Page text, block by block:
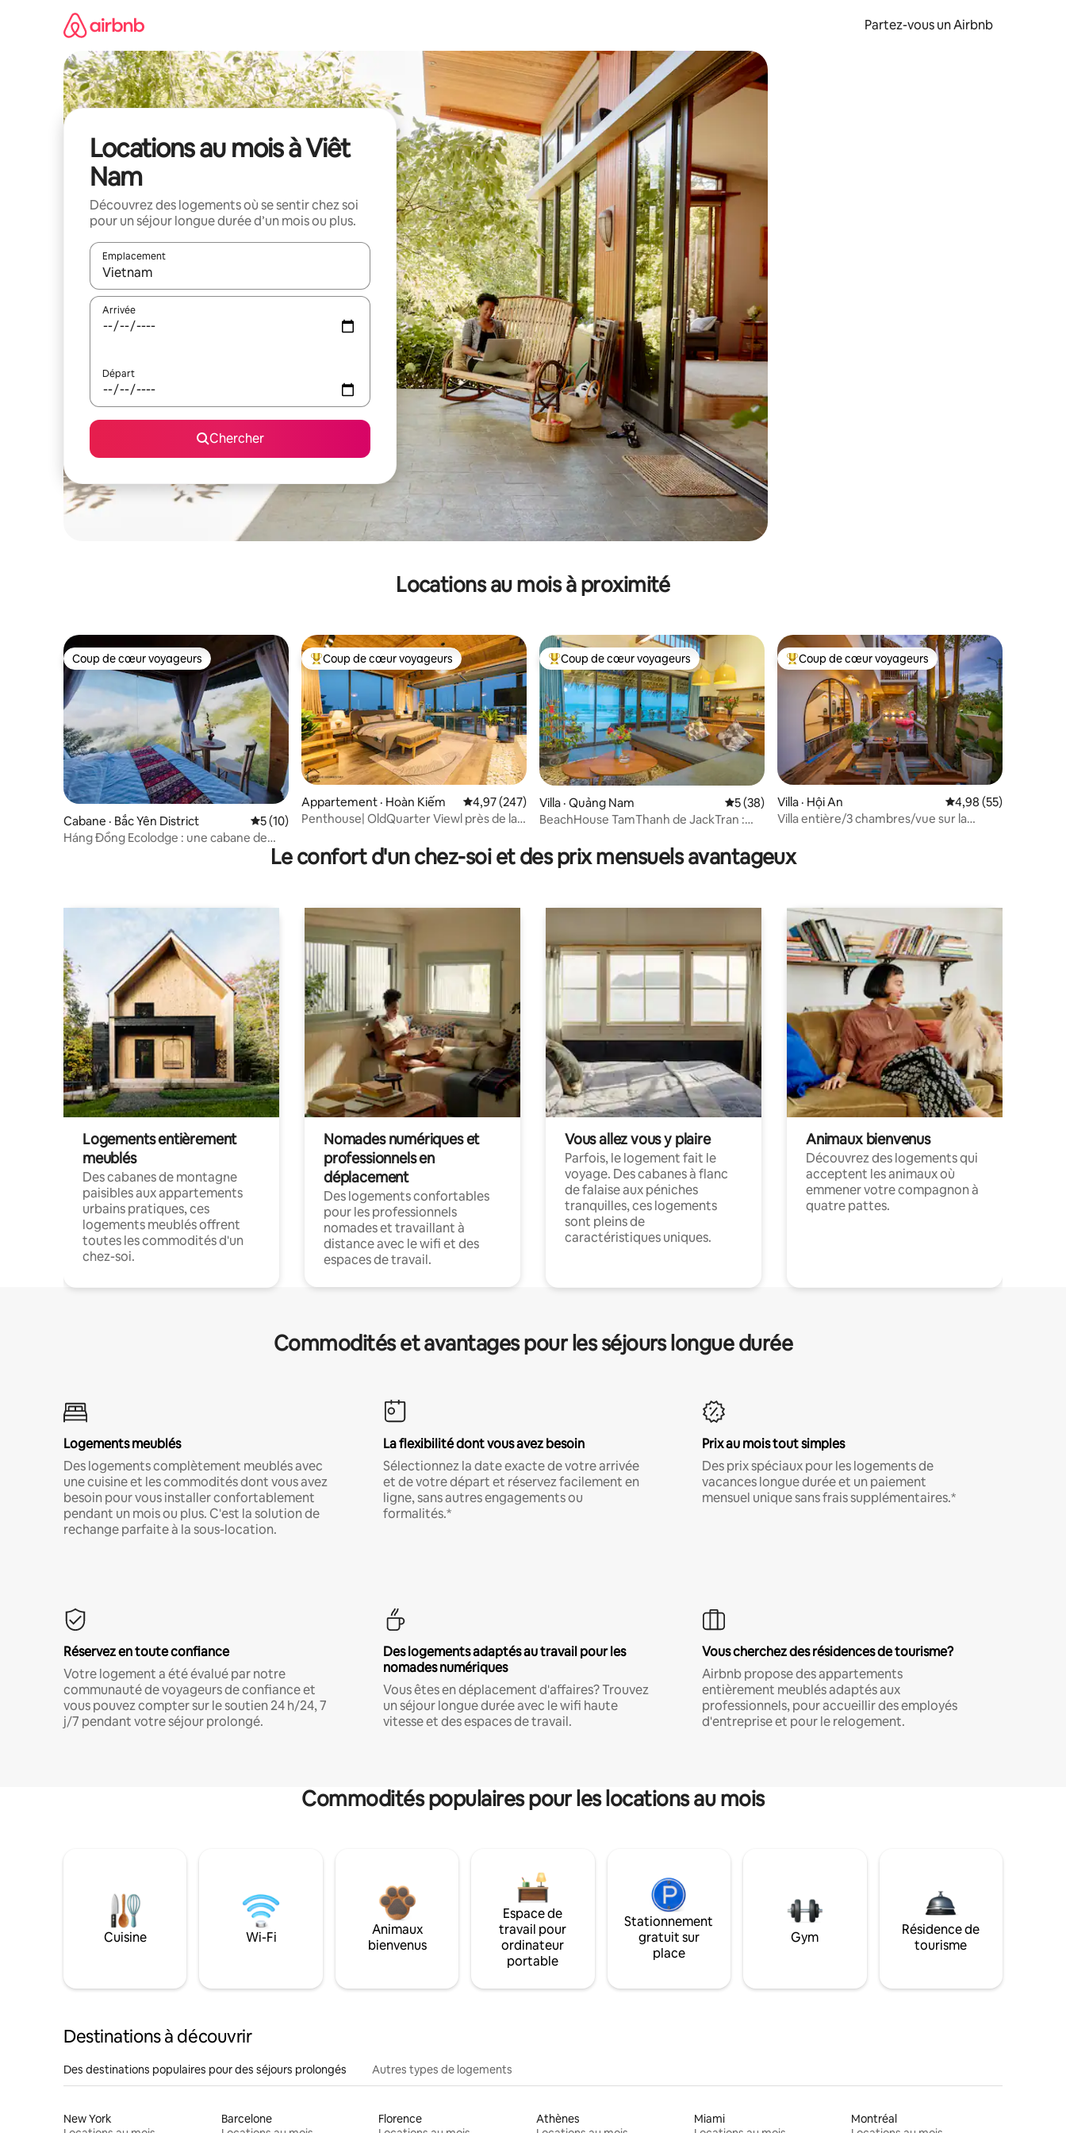
Partez-vous un Airbnb
Locations au mois à Viêt
Nam
Découvrez des logements où se sentir chez soi
pour un séjour longue durée d’un mois ou plus.
Emplacement
Quand les résultats sont affichés, parcourez-les en utilisant les flèches vers le haut et vers le bas, ou en appuyant dessus et en les faisant glisser.
Arrivée
Départ
Chercher
Locations au mois à proximité
Coup de cœur voyageurs
Coup de cœur voyageurs
Cabane · Bắc Yên District Note moyenne de 5 sur 5, 10 commentaires
5 (10)
Háng Đồng Ecolodge : une cabane de
Coup de cœur voyageurs parmi les plus aimés
Coup de cœur voyageurs
Appartement · Hoàn Kiếm Note moyenne de 4,97 sur 5, 247 commentaires
4,97 (247)
Penthouse| OldQuarter Viewl près de la
Coup de cœur voyageurs parmi les plus aimés
Coup de cœur voyageurs
Villa · Quảng Nam Note moyenne de 5 sur 5, 38 commentaires
5 (38)
BeachHouse TamThanh de JackTran :
Coup de cœur voyageurs parmi les plus aimés
Coup de cœur voyageurs
Villa · Hội An Note moyenne de
4,98 (55)
Villa entière/3 chambres/vue sur la
Le confort d'un chez-soi et des prix mensuels avantageux
Logements entièrement
meublés
Des cabanes de montagne
paisibles aux appartements
urbains pratiques, ces
logements meublés offrent
toutes les commodités d'un
chez-soi.
Nomades numériques et
professionnels en
déplacement
Des logements confortables
pour les professionnels
nomades et travaillant à
distance avec le wifi et des
espaces de travail.
Vous allez vous y plaire
Parfois, le logement fait le
voyage. Des cabanes à flanc
de falaise aux péniches
tranquilles, ces logements
sont pleins de
caractéristiques uniques.
Animaux bienvenus
Découvrez des logements qui
acceptent les animaux où
emmener votre compagnon à
quatre pattes.
Commodités et avantages pour les séjours longue durée
Logements meublés
Des logements complètement meublés avec
une cuisine et les commodités dont vous avez
besoin pour vous installer confortablement
pendant un mois ou plus. C'est la solution de
rechange parfaite à la sous-location.
La flexibilité dont vous avez besoin
Sélectionnez la date exacte de votre arrivée
et de votre départ et réservez facilement en
ligne, sans autres engagements ou
formalités.*
Prix au mois tout simples
Des prix spéciaux pour les logements de
vacances longue durée et un paiement
mensuel unique sans frais supplémentaires.*
Réservez en toute confiance
Votre logement a été évalué par notre
communauté de voyageurs de confiance et
vous pouvez compter sur le soutien 24 h/24, 7
j/7 pendant votre séjour prolongé.
Des logements adaptés au travail pour les
nomades numériques
Vous êtes en déplacement d'affaires? Trouvez
un séjour longue durée avec le wifi haute
vitesse et des espaces de travail.
Vous cherchez des résidences de tourisme?
Airbnb propose des appartements
entièrement meublés adaptés aux
professionnels, pour accueillir des employés
d'entreprise et pour le relogement.
Commodités populaires pour les locations au mois
Cuisine Wi-Fi
Animaux
bienvenus
Espace de
travail pour
ordinateur
portable
Stationnement
gratuit sur
place
Gym
Résidence de
tourisme
Destinations à découvrir
Des destinations populaires pour des séjours prolongés Autres types de logements
New York
Barcelone
Florence
Athènes
Miami
Montréal